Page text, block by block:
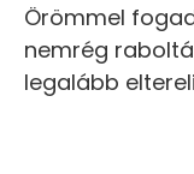
Örömmel
nemrég
legalább